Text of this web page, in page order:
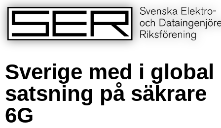
Sverige med i global
satsning på säkrare
6G